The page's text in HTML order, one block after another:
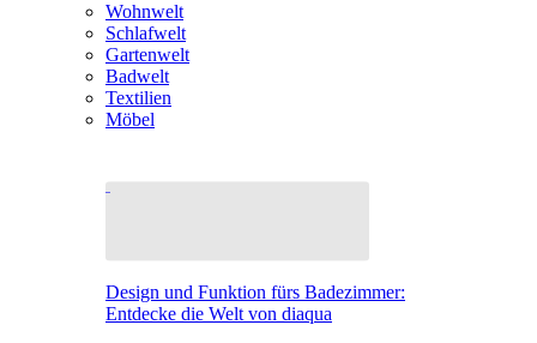
Wohnwelt
Schlafwelt
Gartenwelt
Badwelt
Textilien
Möbel
Design und Funktion fürs Badezimmer:
Entdecke die Welt von diaqua